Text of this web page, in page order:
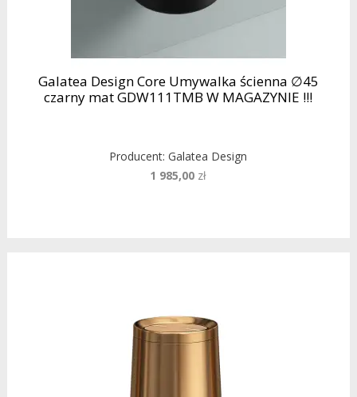
Galatea Design Core Umywalka ścienna ∅45
czarny mat GDW111TMB W MAGAZYNIE !!!
Producent:Galatea Design
1 985,00 zł